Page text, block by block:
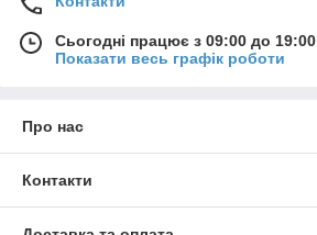
Сьогодні працює з 09:00 до 19:00
Показати весь графік роботи
Про нас
Контакти